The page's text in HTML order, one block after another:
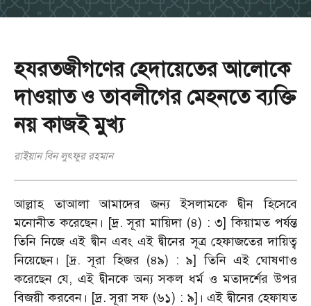
হযরতজীগণের হেদায়েতের আলোকে
দাওয়াত ও তাবলীগের মেহনতে ব্যক্তি
নয় কাজই মুখ্য
রাইয়ান বিন লুৎফুর রহমান
আল্লাহ তাআলা আমাদের জন্য ইসলামকে দ্বীন হিসেবে
মনোনীত করেছেন। [দ্র. সূরা মায়িদা (৪) : ৩] কিয়ামত পর্যন্ত
তিনি নিজে এই দ্বীন এবং এই দ্বীনের সূত্র হেফাজতের দায়িত্ব
নিয়েছেন। [দ্র. সূরা হিজর (৪৯) : ৯] তিনি এই ঘোষণাও
করেছেন যে, এই দ্বীনকে অন্য সকল ধর্ম ও মতাদর্শের উপর
বিজয়ী করবেন। [দ্র. সূরা সফ (৬১) : ৯]। এই দ্বীনের হেফাযত